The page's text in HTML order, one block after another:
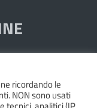
ricordando le
NON sono usati
tecnici, analitici (IP